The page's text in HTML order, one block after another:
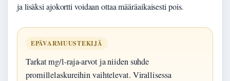
ja lisäksi ajokortti voidaan ottaa määräaikaisesti pois.
EPÄVARMUUSTEKIJÄ
Tarkat mg/l-raja-arvot ja niiden suhde
promillelaskureihin vaihtelevat. Virallisessa